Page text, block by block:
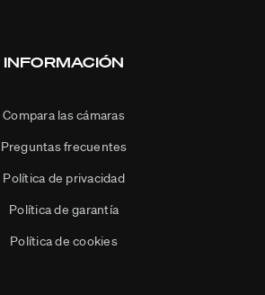
INFORMACIÓN
Compara las cámaras
Preguntas frecuentes
Política de privacidad
Política de garantía
Política de cookies